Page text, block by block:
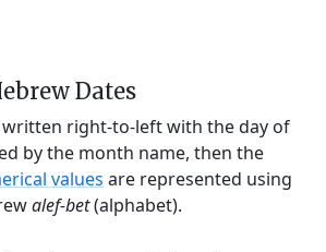
Dates
written right-to-left with the day of
by the month name, then the
values are represented using
alef-bet(alphabet).